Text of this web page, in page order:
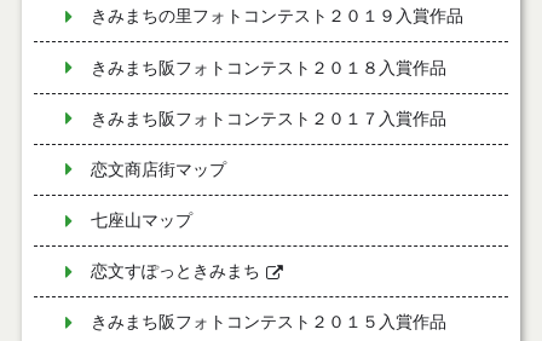
きみまちの里フォトコンテスト２０１９入賞作品
きみまち阪フォトコンテスト２０１８入賞作品
きみまち阪フォトコンテスト２０１７入賞作品
恋文商店街マップ
七座山マップ
恋文すぽっときみまち
きみまち阪フォトコンテスト２０１５入賞作品